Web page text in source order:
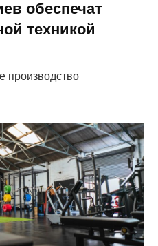
обеспечат
техникой
производство